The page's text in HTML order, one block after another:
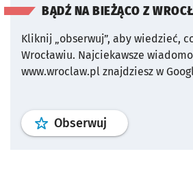
BĄDŹ NA BIEŻĄCO Z
Kliknij „obserwuj”, aby wiedzieć,
Wrocławiu. Najciekawsze
www.wroclaw.pl znajdziesz w
Obserwuj profil